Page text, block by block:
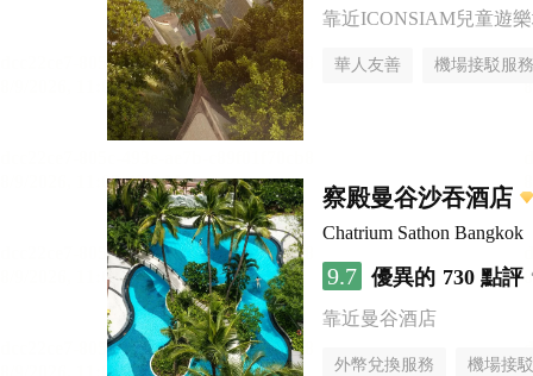
靠近ICONSIAM兒童遊
華人友善 機場接駁服務
察殿曼谷沙吞酒店
Chatrium Sathon Bangkok
9.7 優異的 730 點評
靠近曼谷酒店
外幣兌換服務 機場接